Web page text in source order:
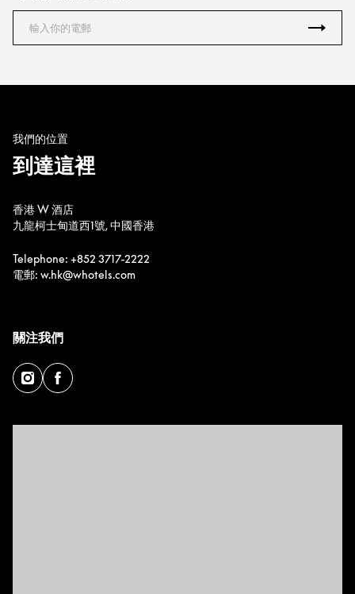
我們的位置
到達這裡
香港 W 酒店
九龍柯士甸道西1號, 中國香港
Telephone: +852 3717-2222
電郵: w.hk@whotels.com
關注我們